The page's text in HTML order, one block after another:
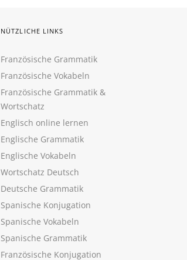
NÜTZLICHE LINKS
Französische Grammatik
Französische Vokabeln
Französische Grammatik &
Wortschatz
Englisch online lernen
Englische Grammatik
Englische Vokabeln
Wortschatz Deutsch
Deutsche Grammatik
Spanische Konjugation
Spanische Vokabeln
Spanische Grammatik
Französische Konjugation